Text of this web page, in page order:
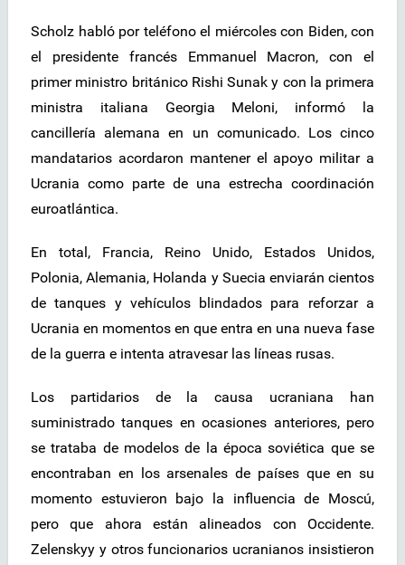
Scholz habló por teléfono el miércoles con Biden, con
el presidente francés Emmanuel Macron, con el
primer ministro británico Rishi Sunak y con la primera
ministra italiana Georgia Meloni, informó la
cancillería alemana en un comunicado. Los cinco
mandatarios acordaron mantener el apoyo militar a
Ucrania como parte de una estrecha coordinación
euroatlántica.
En total, Francia, Reino Unido, Estados Unidos,
Polonia, Alemania, Holanda y Suecia enviarán cientos
de tanques y vehículos blindados para reforzar a
Ucrania en momentos en que entra en una nueva fase
de la guerra e intenta atravesar las líneas rusas.
Los partidarios de la causa ucraniana han
suministrado tanques en ocasiones anteriores, pero
se trataba de modelos de la época soviética que se
encontraban en los arsenales de países que en su
momento estuvieron bajo la influencia de Moscú,
pero que ahora están alineados con Occidente.
Zelenskyy y otros funcionarios ucranianos insistieron